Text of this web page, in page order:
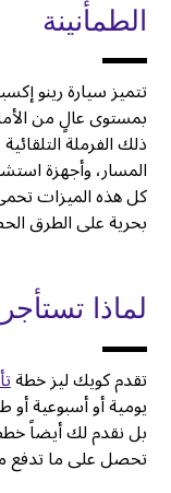
الطمأنينة
بمستوى عالٍ من
ذلك الفرملة
المسار، وأجهزة
كل هذه الميزات
بحرية على الطرق
لماذا
تقدم كويك ليز خطة
يومية أو أسبوعية
بل نقدم لك أيضاً
تحصل على ما تدفع